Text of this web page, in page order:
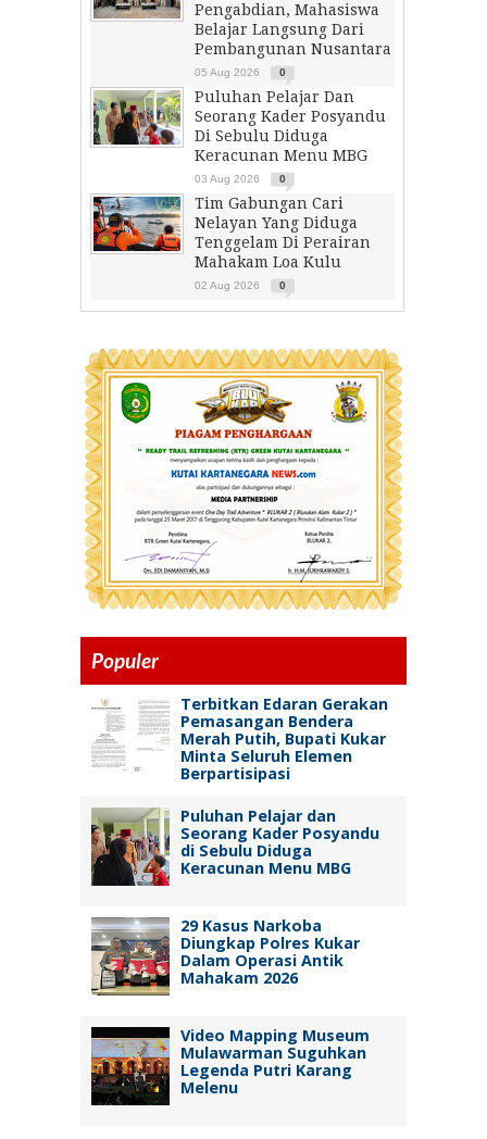
Pengabdian, Mahasiswa
Belajar Langsung Dari
Pembangunan Nusantara
05 Aug 2026 0
Puluhan Pelajar Dan
Seorang Kader Posyandu
Di Sebulu Diduga
Keracunan Menu MBG
03 Aug 2026 0
Tim Gabungan Cari
Nelayan Yang Diduga
Tenggelam Di Perairan
Mahakam Loa Kulu
02 Aug 2026 0
Populer
Terbitkan Edaran Gerakan
Pemasangan Bendera
Merah Putih, Bupati Kukar
Minta Seluruh Elemen
Berpartisipasi
Puluhan Pelajar dan
Seorang Kader Posyandu
di Sebulu Diduga
Keracunan Menu MBG
29 Kasus Narkoba
Diungkap Polres Kukar
Dalam Operasi Antik
Mahakam 2026
Video Mapping Museum
Mulawarman Suguhkan
Legenda Putri Karang
Melenu